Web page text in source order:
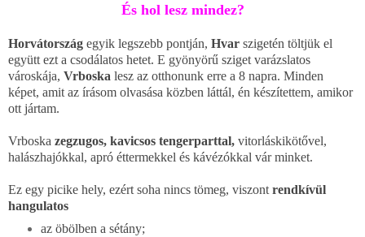
És hol lesz mindez?
Horvátország egyik legszebb pontján, Hvar szigetén töltjük el
együtt ezt a csodálatos hetet. E gyönyörű sziget varázslatos
városkája, Vrboska lesz az otthonunk erre a 8 napra. Minden
képet, amit az írásom olvasása közben láttál, én készítettem, amikor
ott jártam.
Vrboska zegzugos, kavicsos tengerparttal, vitorláskikötővel,
halászhajókkal, apró éttermekkel és kávézókkal vár minket.
Ez egy picike hely, ezért soha nincs tömeg, viszont rendkívül
hangulatos
az öbölben a sétány;